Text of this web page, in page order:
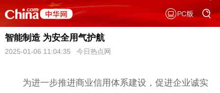
智能制造 为安全用气护航
2025-01-06 11:04:35 今日热点网
为进一步推进商业信用体系建设，促进企业诚实